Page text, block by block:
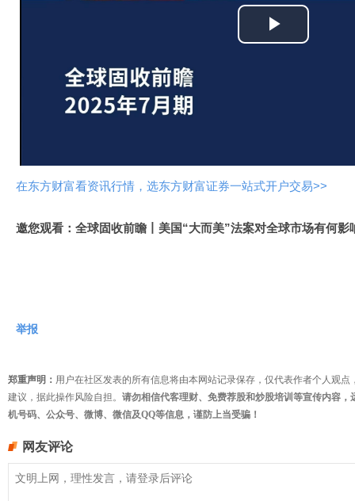
播
在东方财富看资讯行情，选东方财富证券一站式开户交易>>
邀您观看：全球固收前瞻丨美国“大而美”法案对全球市场有何影
举报
郑重声明： 用户在社区发表的所有信息将由本网站记录保存，仅代表作者个人观
建议，据此操作风险自担。 请勿相信代客理财、免费荐股和炒股培训等宣传内容
机号码、公众号、微博、微信及QQ等信息，谨防上当受骗！
网友评论